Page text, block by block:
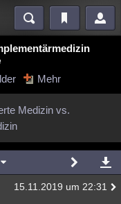
Mystery
Ufologie
Mehr
Medizin vs.
15.11.2019 um 22:31